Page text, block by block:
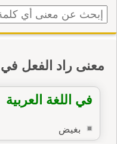
معنى راد الفعل
في اللغة العربية
بغيض